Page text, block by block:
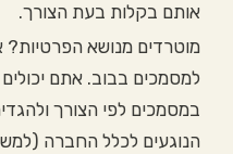
אותם בקלות בעת הצורך.
מוטרדים מנושא הפרטיות?
למסמכים בבוב. אתם
במסמכים לפי הצורך
הנוגעים לכלל החברה